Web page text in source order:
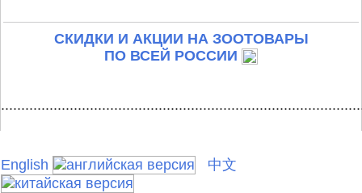
СКИДКИ И АКЦИИ НА ЗООТОВАРЫ
ПО ВСЕЙ РОССИИ
English 中文